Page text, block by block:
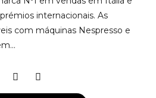
internacionais. As
com máquinas Nespresso e